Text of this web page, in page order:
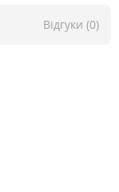
Відгуки (0)